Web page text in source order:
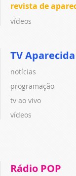
revista de
vídeos
TV Aparecida
notícias
programação
tv ao vivo
vídeos
Rádio POP